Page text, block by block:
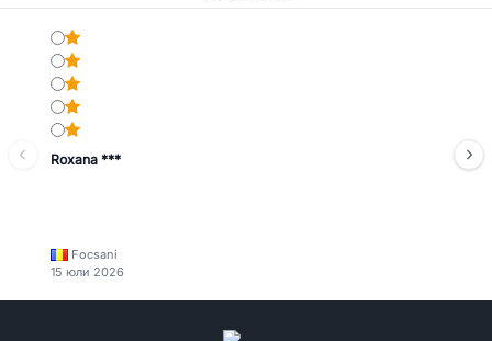
Roxana ***
Focsani
15 юли 2026